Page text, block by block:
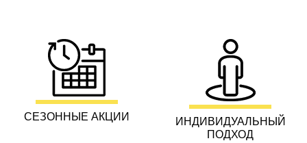
СЕЗОННЫЕ АКЦИИ
ИНДИВИДУАЛЬНЫЙ
ПОДХОД